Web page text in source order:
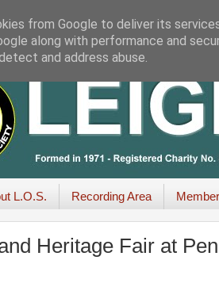
L.O.S. Recording Area
Heritage Fair at
from Google to deliver its
along with performance and
and address abuse.